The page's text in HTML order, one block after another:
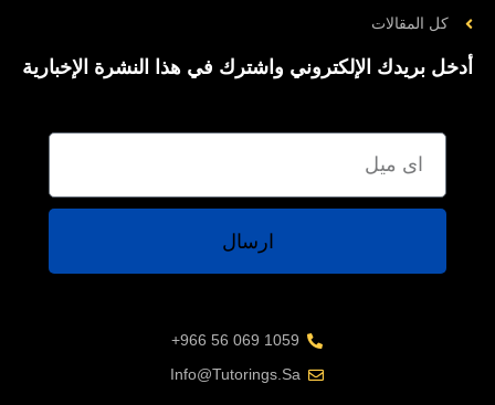
کل المقالات
أدخل بريدك الإلكتروني واشترك في هذا النشرة الإخبارية
ارسال
1059 069 56 966+
Info@tutorings.sa